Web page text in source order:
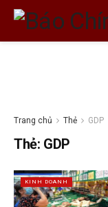
Trang chủ Thẻ GDP
Thẻ: GDP
KINH DOANH